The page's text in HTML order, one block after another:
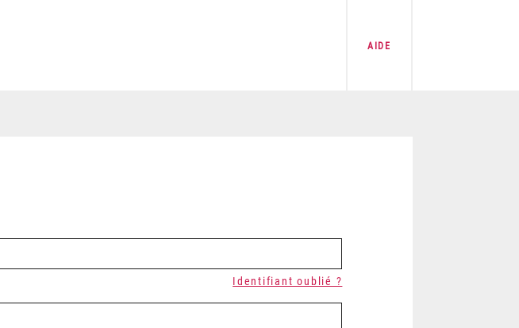
AIDE
Identifiant oublié ?